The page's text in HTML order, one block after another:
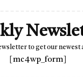
to get our newest
[mc4wp_form]